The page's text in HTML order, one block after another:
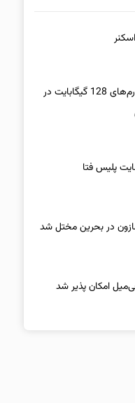
تحلیل عملکرد رم‌های 128 گیگابایت در
پلیس فتا
در بحرین مختل شد
امکان پذیر شد